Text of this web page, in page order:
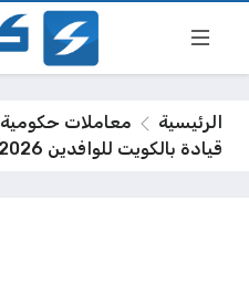
الرئيسية معاملات حكومية
قيادة بالكويت للوافدين 2026